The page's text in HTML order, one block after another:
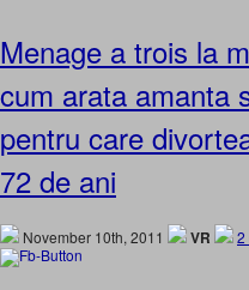
Menage a trois la
cum arata amanta
pentru care
72 de ani
November 10th, 2011 VR 2